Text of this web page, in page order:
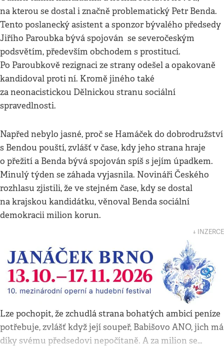
na kterou se dostal i značně problematický Petr Benda.
Tento poslanecký asistent a sponzor bývalého předsedy
Jiřího Paroubka bývá spojován se severočeským
podsvětím, především obchodem s prostitucí.
Po Paroubkově rezignaci ze strany odešel a opakovaně
kandidoval proti ní. Kromě jiného také
za neonacistickou Dělnickou stranu sociální
spravedlnosti.
Napřed nebylo jasné, proč se Hamáček do dobrodružství
s Bendou pouští, zvlášť v čase, kdy jeho strana hraje
o přežití a Benda bývá spojován spíš s jejím úpadkem.
Minulý týden se záhada vyjasnila. Novináři Českého
rozhlasu zjistili, že ve stejném čase, kdy se dostal
na krajskou kandidátku, věnoval Benda sociální
demokracii milion korun.
↓ INZERCE
Lze pochopit, že zchudlá strana bohatých ambicí peníze
potřebuje, zvlášť když její soupeř, Babišovo ANO, jich má
díky svému předsedovi nepočítaně. A za milion se…